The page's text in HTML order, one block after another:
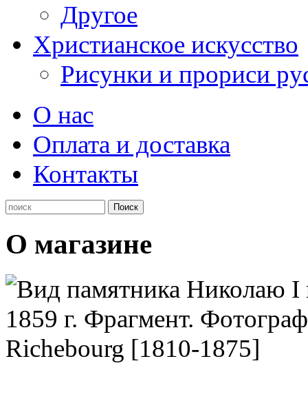
Другое
Христианское искусство
Рисунки и прориси
О нас
Оплата и доставка
Контакты
О магазине